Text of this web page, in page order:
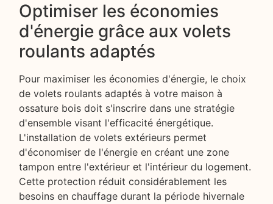
Optimiser les économies
d'énergie grâce aux volets
roulants adaptés
Pour maximiser les économies d'énergie, le choix
de volets roulants adaptés à votre maison à
ossature bois doit s'inscrire dans une stratégie
d'ensemble visant l'efficacité énergétique.
L'installation de volets extérieurs permet
d'économiser de l'énergie en créant une zone
tampon entre l'extérieur et l'intérieur du logement.
Cette protection réduit considérablement les
besoins en chauffage durant la période hivernale